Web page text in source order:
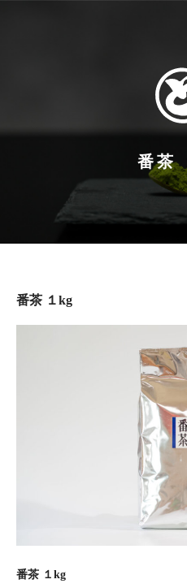
番茶
番茶 １kg
番茶 １kg